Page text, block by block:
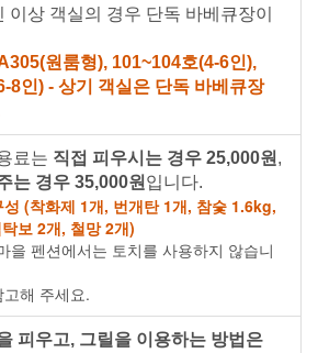
이상 객실의 경우 단독 바베큐장이
원룸형), 101~104호(4-6인),
8인) - 상기 객실은 단독 바베큐장
료는 직접 피우시는 경우 25,000원 ,
는 경우 35,000원 입니다.
성 (착화제 1개, 번개탄 1개, 참숯 1.6kg,
보 2개, 철망 2개)
을 펜션에서는 토치를 사용하지 않습니
해 주세요.
피우고, 그릴을 이용하는 방법은